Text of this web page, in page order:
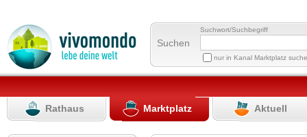
Suchen
Suchwort/Suchbegriff
nur in Kanal Marktplatz
Rathaus Marktplatz Aktuell